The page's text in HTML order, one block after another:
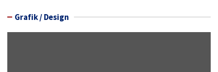
Grafik / Design